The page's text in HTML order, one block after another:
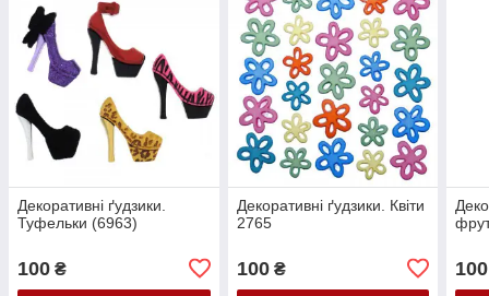
Декоративні ґудзики.
Туфельки (6963)
100 ₴
Декоративні ґудзики. Квіти
2765
100₴ 100